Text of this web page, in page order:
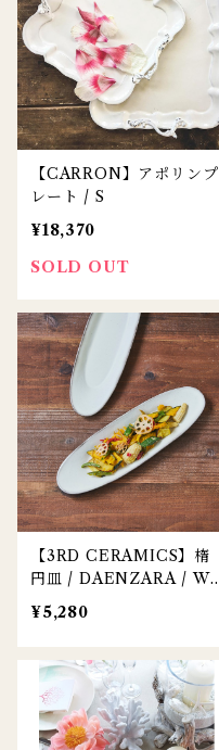
【CARRON】アポリンプ
レート / S
¥18,370
SOLD OUT
【3RD CERAMICS】楕
円皿 / DAENZARA / W
HITE / M
¥5,280